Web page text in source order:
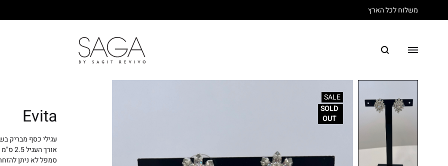
משלוח לכל הארץ
SALE
SOLD
OUT
Evita
עגילי כסף מבריק
אורך העגיל 2.5 ס"מ
סמפל לא ניתן